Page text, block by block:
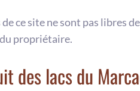
ce site ne sont pas libres
propriétaire.
des lacs du